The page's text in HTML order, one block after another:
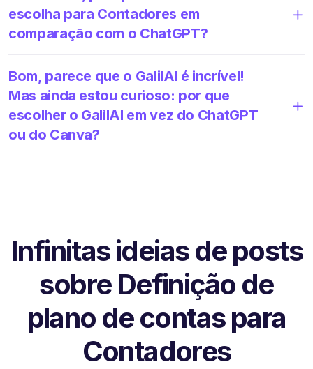
escolha para Contadores em
comparação com o ChatGPT?
Bom, parece que o GalilAI é incrível!
Mas ainda estou curioso: por que
escolher o GalilAI em vez do ChatGPT
ou do Canva?
Infinitas ideias de posts
sobre Definição de
plano de contas para
Contadores